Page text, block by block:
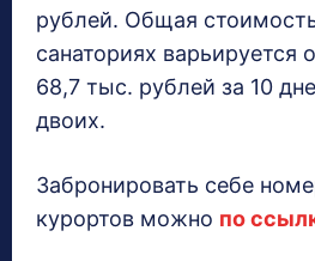
рублей. Общая
санаториях варьируется
68,7 тыс. рублей за 10
двоих.
Забронировать себе
курортов можно по